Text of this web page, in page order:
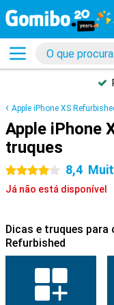
Apple iPhone XS
Apple iPhone
truques
4 estrelas 8,4
Já não está disponível
Dicas e truques para
Refurbished